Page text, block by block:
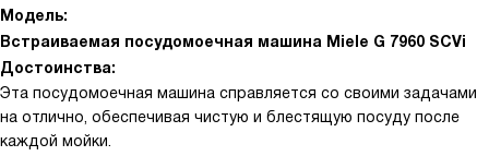
Модель:
Встраиваемая посудомоечная машина Miele G 7960 SCVi
Достоинства:
Эта посудомоечная машина справляется со своими задачами
на отлично, обеспечивая чистую и блестящую посуду после
каждой мойки.